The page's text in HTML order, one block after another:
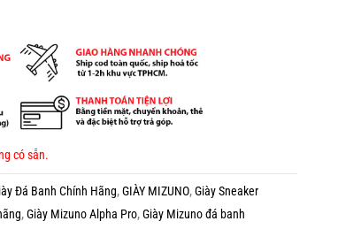
có sẵn.
Đá Banh Chính Hãng,GIÀY MIZUNO,Giày Sneaker
,Giày Mizuno Alpha Pro,Giày Mizuno đá banh